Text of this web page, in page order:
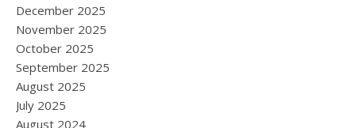
December 2025
November 2025
October 2025
September 2025
August 2025
July 2025
August 2024